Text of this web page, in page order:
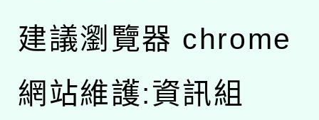
建議瀏覽器 chrome
網站維護:資訊組